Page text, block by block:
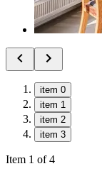
item 0
item 1
item 2
item 3
Item 1 of 4